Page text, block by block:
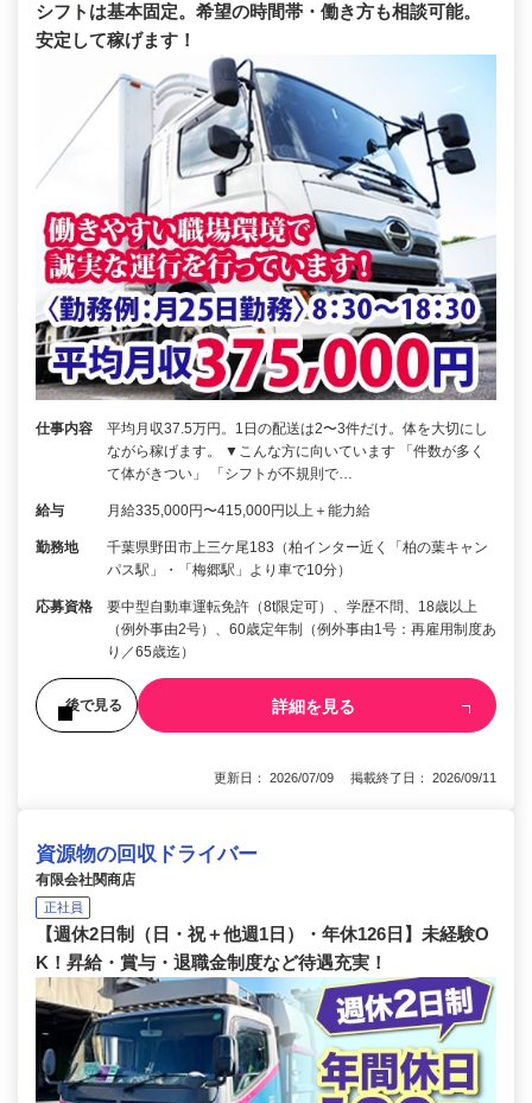
シフトは基本固定。希望の時間帯・働き方も相談可能。
安定して稼げます！
仕事内容
平均月収37.5万円。1日の配送は2〜3件だけ。体を大切にし
ながら稼げます。 ▼こんな方に向いています 「件数が多く
て体がきつい」 「シフトが不規則で…
給与 月給335,000円〜415,000円以上＋能力給
勤務地
千葉県野田市上三ケ尾183（柏インター近く「柏の葉キャン
パス駅」・「梅郷駅」より車で10分）
応募資格
要中型自動車運転免許（8t限定可）、学歴不問、18歳以上
（例外事由2号）、60歳定年制（例外事由1号：再雇用制度あ
り／65歳迄）
後で見る 詳細を見る
更新日： 2026/07/09 掲載終了日： 2026/09/11
資源物の回収ドライバー
有限会社関商店
正社員
【週休2日制（日・祝＋他週1日）・年休126日】未経験O
K！昇給・賞与・退職金制度など待遇充実！